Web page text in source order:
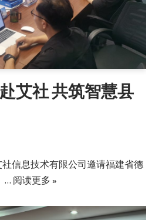
艾社 共筑智慧县
信息技术有限公司邀请福建省德
… 阅读更多 »